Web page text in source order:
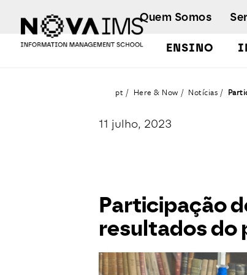
ENSINO
Quem Somos
pt Here & Now Notícias
11 julho, 2023
Participação
resultados do
Detalhe da Notícia